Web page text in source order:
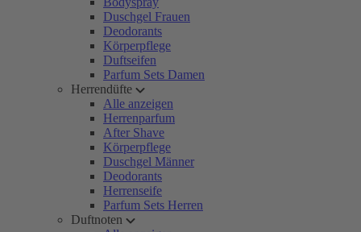
Duschgel Frauen
Deodorants
Körperpflege
Duftseifen
Parfum Sets Damen
Herrendüfte
Alle anzeigen
Herrenparfum
After Shave
Körperpflege
Duschgel Männer
Deodorants
Herrenseife
Parfum Sets Herren
Duftnoten